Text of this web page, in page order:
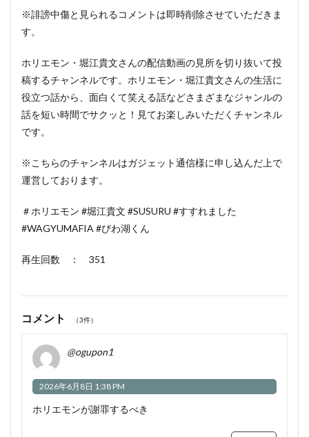
※誹謗中傷と見られるコメントは即時削除させていただきま
す。
ホリエモン・堀江貴文さんの配信動画の見所を切り抜いて投
稿するチャンネルです。ホリエモン・堀江貴文さんの生活に
役立つ話から、面白くて笑える話などさまざまなジャンルの
話を短い時間でサクッと！見てお楽しみいただくチャンネル
です。
※こちらのチャンネルはガジェット通信様に申し込んだ上で
運営しております。
＃ホリエモン #堀江貴文 #SUSURU #すすれました
#WAGYUMAFIA #びわ湖くん
再生回数 ： 351
コメント （3件）
@ogupon1
2026年6月8日 1:38 PM
ホリエモンが謝罪するべき